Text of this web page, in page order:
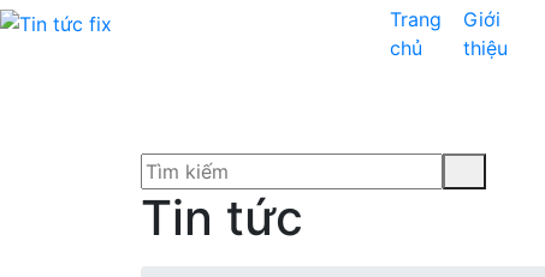
Trang
chủ
Giới
thiệu
Tin tức